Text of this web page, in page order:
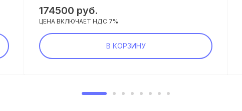
174500 руб.
ЦЕНА ВКЛЮЧАЕТ НДС 7%
В КОРЗИНУ